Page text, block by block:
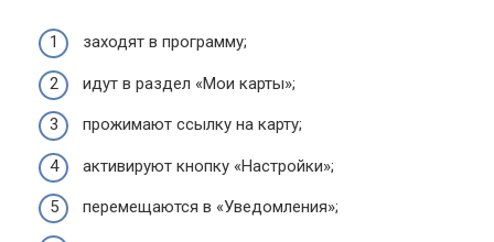
заходят в программу;
идут в раздел «Мои карты»;
прожимают ссылку на карту;
активируют кнопку «Настройки»;
перемещаются в «Уведомления»;